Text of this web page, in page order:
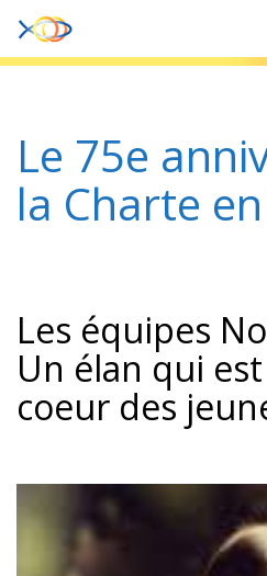
Accueil
Le 75e
la Charte
Les équipes
Un élan qui
coeur des